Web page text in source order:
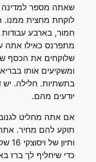
שאתה מספר למדינה
לוקחת מחצית ממנו.
חמור, בארבע עבודות
מתפרנס כאילו אתה
שלוקחים את הכסף
ומשקיעים אותו
בתשתיות. חלילה. יש
יודעים מהם.
אם אתה מחליט
תוקע להם מחיר. אתה
ותיון
כדי שיחליף לך ברז